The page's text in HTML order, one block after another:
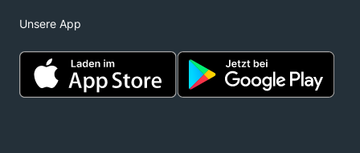
Unsere App